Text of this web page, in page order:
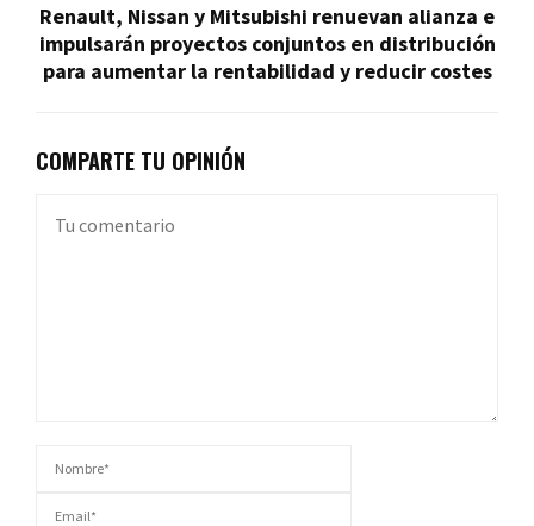
Renault, Nissan y Mitsubishi renuevan alianza e
impulsarán proyectos conjuntos en distribución
para aumentar la rentabilidad y reducir costes
COMPARTE TU OPINIÓN